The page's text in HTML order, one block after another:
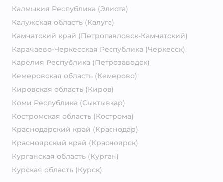
Калмыкия Республика (Элиста)
Калужская область (Калуга)
Камчатский край (Петропавловск-Камчатский)
Карачаево-Черкесская Республика (Черкесск)
Карелия Республика (Петрозаводск)
Кемеровская область (Кемерово)
Кировская область (Киров)
Коми Республика (Сыктывкар)
Костромская область (Кострома)
Краснодарский край (Краснодар)
Красноярский край (Красноярск)
Курганская область (Курган)
Курская область (Курск)